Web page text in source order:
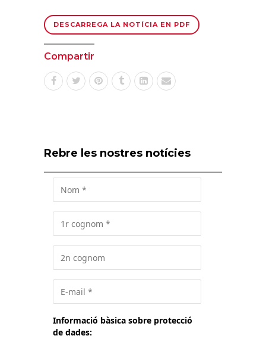
DESCARREGA LA NOTÍCIA EN PDF
Compartir
Rebre les nostres notícies
Informació bàsica sobre protecció
de dades: